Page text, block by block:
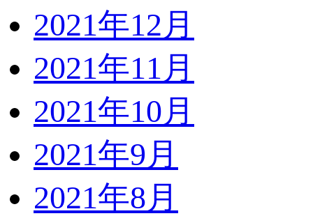
2021年12月
2021年11月
2021年10月
2021年9月
2021年8月